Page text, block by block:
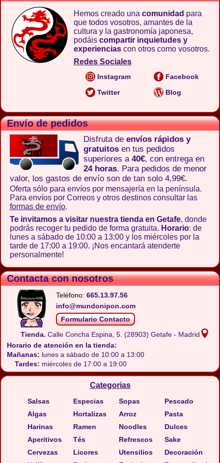
Hemos creado una comunidad para
que todos vosotros, amantes de la
cultura y la gastronomía japonesa,
podáis compartir inquietudes y
experiencias con otros como vosotros.
Redes Sociales
Instagram
Facebook
Twitter
Blog
Envío de pedidos
Disfruta de envíos rápidos y
gratuitos en tus pedidos
superiores a 40€, con entrega en
24 horas. Para pedidos de menor
valor, los gastos de envío son de tan solo 4,99€.
Oferta sólo para envíos por mensajería en la península.
Para envíos por Correos y otros destinos consultar las
formas de envío.
Te invitamos a visitar nuestra tienda en Getafe, donde
podrás recoger tu pedido de forma gratuita. Horario: de
lunes a sábado de 10:00 a 13:00 y los miércoles por la
tarde de 17:00 a 19:00. ¡Nos encantará atenderte
personalmente!
Contacta con nosotros
Teléfono: 665.13.97.56
info@mundonipon.com
Formulario Contacto
Tienda. Calle Concha Espina, 5. (28903) Getafe - Madrid
Horario de atención en la tienda:
Mañanas: lunes a sábado de 10:00 a 13:00
Tardes: miércoles de 17:00 a 19:00
Categorias
Salsas
Algas
Harinas
Aperitivos
Cervezas
Especias
Hortalizas
Ramen
Tés
Licores
Sopas
Arroz
Noodles
Refrescos
Utensilios
Pescado
Pasta
Dulces
Sake
Decoración